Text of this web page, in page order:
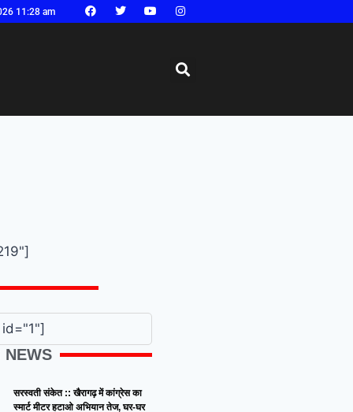
11:28 am
NEWS
सरस्वती संकेत :: खैरागढ़ में कांग्रेस का
स्मार्ट मीटर हटाओ अभियान तेज, घर-घर